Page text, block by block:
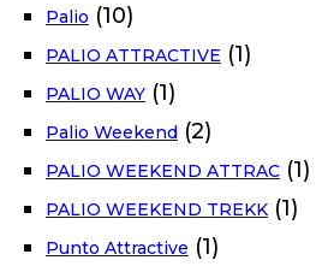
Palio (10)
PALIO ATTRACTIVE (1)
PALIO WAY (1)
Palio Weekend (2)
PALIO WEEKEND ATTRAC (1)
PALIO WEEKEND TREKK (1)
Punto Attractive (1)